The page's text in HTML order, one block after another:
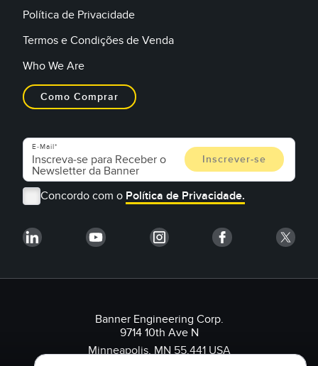
Política de Privacidade
Termos e Condições de Venda
Who We Are
Como Comprar
E-Mail
Concordo com o Política de Privacidade.
Banner Engineering Corp.
9714 10th Ave N
Minneapolis, MN 55.441 USA